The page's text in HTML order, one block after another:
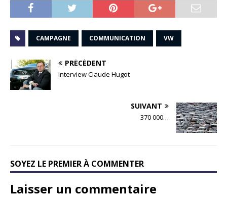
CAMPAGNE COMMUNICATION VW
PRÉCÉDENT
Interview Claude Hugot
SUIVANT
370 000…
SOYEZ LE PREMIER À COMMENTER
Laisser un commentaire